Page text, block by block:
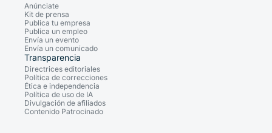
Anúnciate
Kit de prensa
Publica tu empresa
Publica un empleo
Envía un evento
Envía un comunicado
Transparencia
Directrices editoriales
Política de correcciones
Ética e independencia
Política de uso de IA
Divulgación de afiliados
Contenido Patrocinado